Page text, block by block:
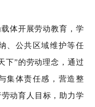
体开展劳动教育，学
、公共区域维护等任
下”的劳动理念，通过
集体责任感，营造整
动育人目标，助力学